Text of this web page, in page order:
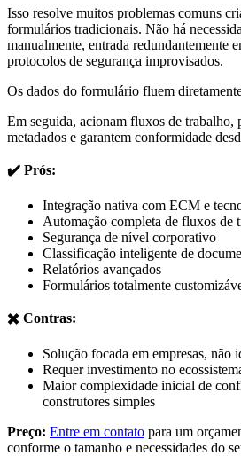
Isso resolve muitos problemas comuns
formulários tradicionais. Não há
manualmente, entrada redundantemente
protocolos de segurança improvisados.
Os dados do formulário fluem
Em seguida, acionam fluxos de trabalho,
metadados e garantem conformidade
✔️ Prós:
Integração nativa com ECM e
Automação completa de fluxos de
Segurança de nível corporativo
Classificação inteligente de
Relatórios avançados
Formulários totalmente
✖️ Contras:
Solução focada em empresas, não
Requer investimento no
Maior complexidade inicial de
construtores simples
Preço: Entre em contato para um
conforme o tamanho e necessidades do